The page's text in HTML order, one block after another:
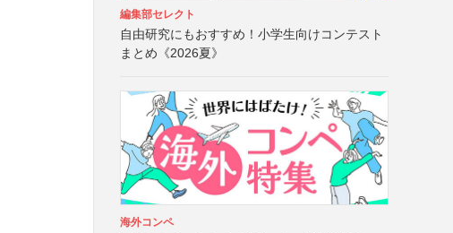
編集部セレクト
自由研究にもおすすめ！小学生向けコンテスト
まとめ《2026夏》
海外コンペ